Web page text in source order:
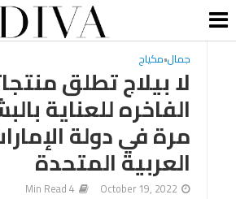
جمال•مكياج
لا بيلاج تطلق
الفاخره للعناية
مرة في دولة
العربية المتحدة
October 19, 2022
4 Min Read